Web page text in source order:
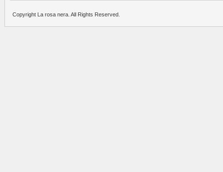
Copyright La rosa nera. All Rights Reserved.